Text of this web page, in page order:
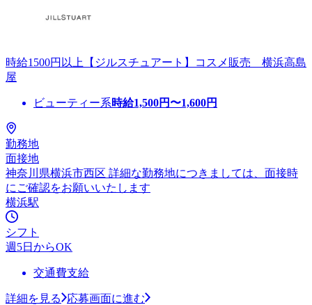
時給1500円以上【ジルスチュアート】コスメ販売 横浜高島
屋
ビューティー系時給1,500円〜1,600円
勤務地
面接地
神奈川県横浜市西区 詳細な勤務地につきましては、面接時
にご確認をお願いいたします
横浜駅
シフト
週5日からOK
交通費支給
詳細を見る 応募画面に進む